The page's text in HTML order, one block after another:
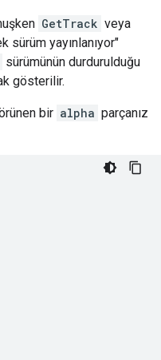
GetTrack veya
sürüm yayınlanıyor"
sürümünün durdurulduğu
gösterilir.
bir alpha parçanız